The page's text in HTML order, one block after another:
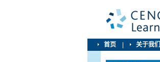
首页 关于我们